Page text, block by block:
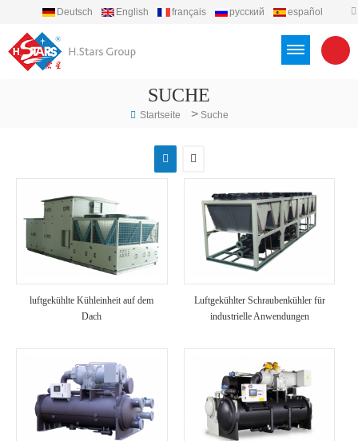
Deutsch English français русский
español
SUCHE
Startseite > Suche
luftgekühlte Kühleinheit auf dem
Dach
Luftgekühlter Schraubenkühler für
industrielle Anwendungen